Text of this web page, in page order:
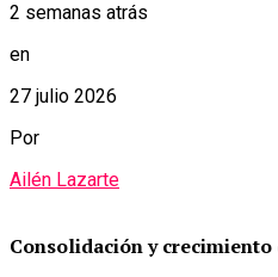
2 semanas atrás
en
27 julio 2026
Por
Ailén Lazarte
Consolidación y